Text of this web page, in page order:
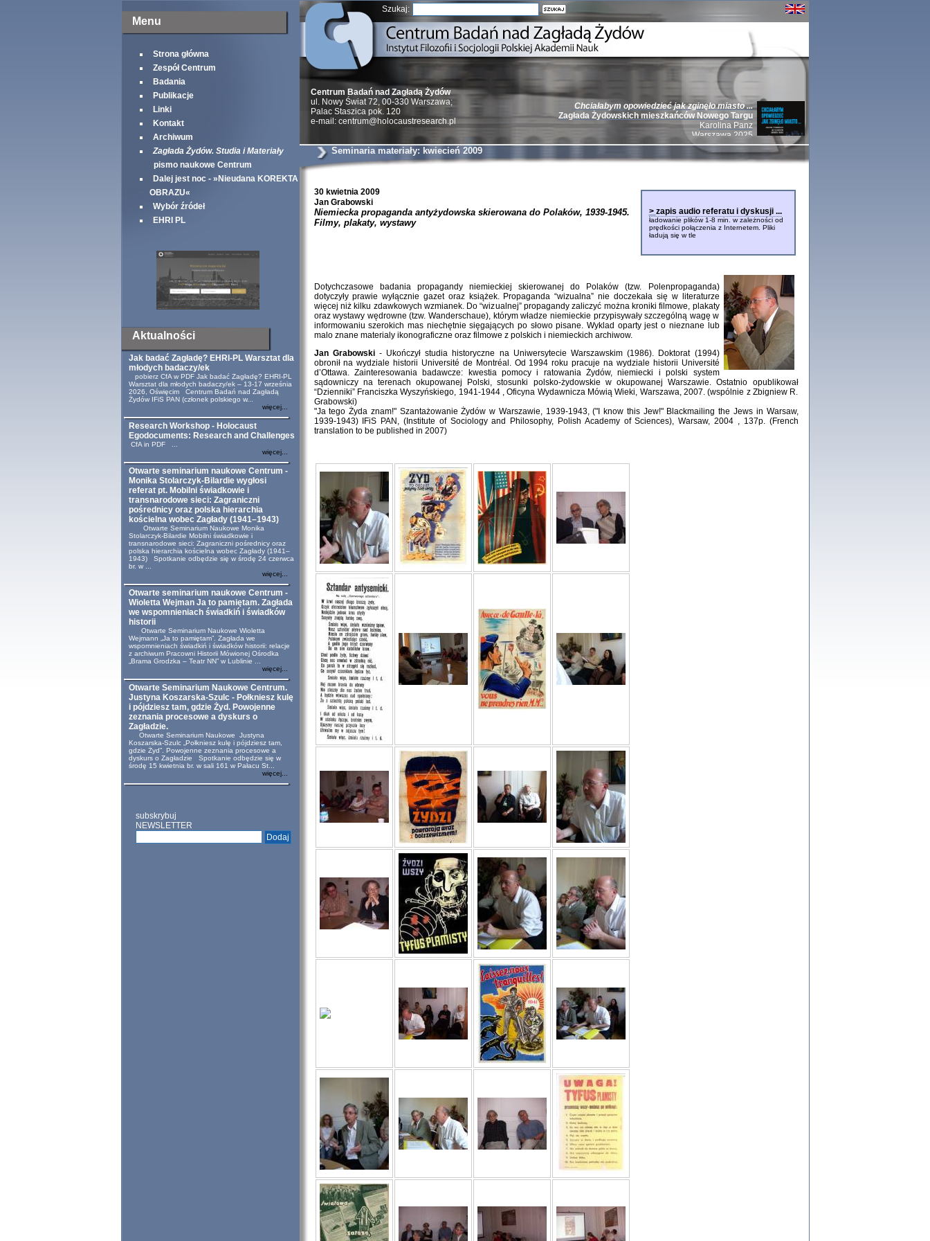
Menu
Strona główna
Zespół Centrum
Badania
Publikacje
Linki
Kontakt
Archiwum
Zagłada Żydów. Studia i Materiały
pismo naukowe Centrum
Dalej jest noc - »Nieudana KOREKTA
OBRAZU«
Wybór źródeł
EHRI PL
Aktualności
Jak badać Zagładę? EHRI-PL Warsztat dla
młodych badaczy/ek
pobierz CfA w PDF Jak badać Zagładę? EHRI-PL
Warsztat dla młodych badaczy/ek – 13-17 września
2026, Oświęcim Centrum Badań nad Zagładą
Żydów IFiS PAN (członek polskiego w...
więcej...
Research Workshop - Holocaust
Egodocuments: Research and Challenges
CfA in PDF ...
więcej...
Otwarte seminarium naukowe Centrum -
Monika Stolarczyk-Bilardie wygłosi
referat pt. Mobilni świadkowie i
transnarodowe sieci: Zagraniczni
pośrednicy oraz polska hierarchia
kościelna wobec Zagłady (1941–1943)
Otwarte Seminarium Naukowe Monika
Stolarczyk-Bilardie Mobilni świadkowie i
transnarodowe sieci: Zagraniczni pośrednicy oraz
polska hierarchia kościelna wobec Zagłady (1941–
1943) Spotkanie odbędzie się w środę 24 czerwca
br. w ...
więcej...
Otwarte seminarium naukowe Centrum -
Wioletta Wejman Ja to pamiętam. Zagłada
we wspomnieniach świadkiń i świadków
historii
Otwarte Seminarium Naukowe Wioletta
Wejmann „Ja to pamiętam”. Zagłada we
wspomnieniach świadkiń i świadków historii: relacje
z archiwum Pracowni Historii Mówionej Ośrodka
„Brama Grodzka – Teatr NN” w Lublinie ...
więcej...
Otwarte Seminarium Naukowe Centrum.
Justyna Koszarska-Szulc - Połkniesz kulę
i pójdziesz tam, gdzie Żyd. Powojenne
zeznania procesowe a dyskurs o
Zagładzie.
Otwarte Seminarium Naukowe Justyna
Koszarska-Szulc „Połkniesz kulę i pójdziesz tam,
gdzie Żyd”. Powojenne zeznania procesowe a
dyskurs o Zagładzie Spotkanie odbędzie się w
środę 15 kwietnia br. w sali 161 w Pałacu St...
więcej...
subskrybuj
NEWSLETTER
Szukaj:
Chciałabym opowiedzieć jak zginęło miasto ...
Zagłada Żydowskich mieszkańców Nowego Targu
Karolina Panz
Warszawa 2025
Żydzi w walce z Niemcami 1939-1945 | Jews Against Nazi
Natalia Aleksiun, Anna Bikont, Barbara Engelking, Yoav Gelber, Andrea Löw,
Deborah Dash Moore, Krzysztof Persak, Jacek Pietrzak, Renée Poznanski, Marian
Turski, Laurence Weinbaum, Michał Wójcik, Andrei Zamoiski, Arkadi Zeltser
Zagłada Żydów.
Studia i Materiały
nr 18, R. 2022
Warszawa 2022
Zagłada Żydów.
Studia i Materiały
nr 17, R. 2021
Warszawa 2021
NIE WIEMY CO PRZYNIESIE NAM KOLEJNA GODZINA ...
Dziennik pisany w ukryciu w latach 1943-1944
Moszek Baum, oprac. Barbara Engelking, tłum. z jidysz Monika
Zagłada Żydów.
Studia i Materiały
nr 16, R. 2020
Warszawa 2020
Sewek Okonowski, oprac. Marta Janczewska
PISZĄCY TE SŁOWA JEST PRACOWNIKIEM
'z Dziennika' i inne pisma z łódzkiego getta
Józef Zelkowicz, tłum. z jidysz, oprac. i wstęp. Monika Polit
Jakub Hochberg,
Warszawa 2019
Centrum Badań nad Zagładą Żydów
ul. Nowy Świat 72, 00-330 Warszawa;
Palac Staszica pok. 120
e-mail: centrum@holocaustresearch.pl
Seminaria materiały: kwiecień 2009
> zapis audio referatu i dyskusji ...
ładowanie plików 1-8 min. w zależności od
prędkości połączenia z Internetem. Pliki
ładują się w tle
30 kwietnia 2009
Jan Grabowski
Niemiecka propaganda antyżydowska skierowana do Polaków, 1939-1945.
Filmy, plakaty, wystawy
Dotychczasowe badania propagandy niemieckiej skierowanej do Polaków (tzw. Polenpropaganda)
dotyczyły prawie wyłącznie gazet oraz książek. Propaganda “wizualna” nie doczekała się w literaturze
więcej niż kilku zdawkowych wzmianek. Do “wizualnej” propagandy zaliczyć można kroniki filmowe, plakaty
oraz wystawy wędrowne (tzw. Wanderschaue), którym władze niemieckie przypisywały szczególną wagę w
informowaniu szerokich mas niechętnie sięgających po słowo pisane. Wyklad oparty jest o nieznane lub
malo znane materialy ikonograficzne oraz filmowe z polskich i niemieckich archiwow.
Jan Grabowski- Ukończył studia historyczne na Uniwersytecie Warszawskim (1986). Doktorat (1994)
obronił na wydziale historii Université de Montréal. Od 1994 roku pracuje na wydziale historii Université
d’Ottawa. Zainteresowania badawcze: kwestia pomocy i ratowania Żydów, niemiecki i polski system
sądowniczy na terenach okupowanej Polski, stosunki polsko-żydowskie w okupowanej Warszawie. Ostatnio opublikował
“Dzienniki” Franciszka Wyszyńskiego, 1941-1944 , Oficyna Wydawnicza Mówią Wieki, Warszawa, 2007. (wspólnie z Zbigniew R.
Grabowski)
"Ja tego Żyda znam!" Szantażowanie Żydów w Warszawie, 1939-1943, ("I know this Jew!" Blackmailing the Jews in Warsaw,
1939-1943) IFiS PAN, (Institute of Sociology and Philosophy, Polish Academy of Sciences), Warsaw, 2004 , 137p. (French
translation to be published in 2007)